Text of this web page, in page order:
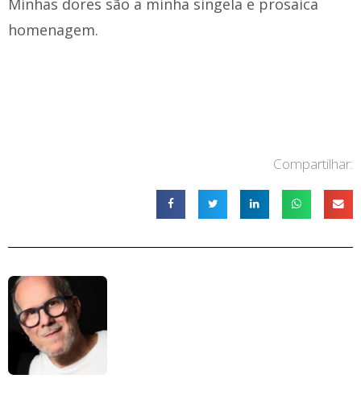
Minhas dores são a minha singela e prosaica
homenagem.
Compartilhar: